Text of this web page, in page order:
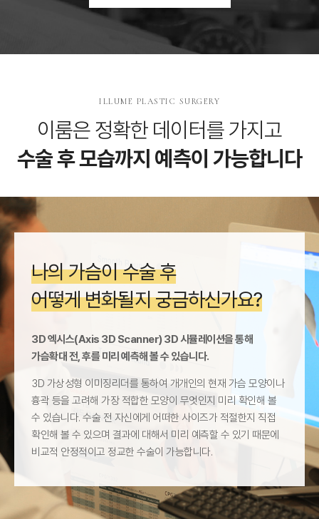
ILLUME PLASTIC SURGERY
이룸은 정확한 데이터를 가지고
수술 후 모습까지 예측이 가능합니다
나의 가슴이 수술 후
어떻게 변화될지 궁금하신가요?
3D 엑시스(Axis 3D Scanner) 3D 시뮬레이션을 통해
가슴확대 전, 후를 미리 예측해 볼 수 있습니다.
3D 가상성형 이미징리더를 통하여 개개인의 현재 가슴 모양이나
흉곽 등을 고려해가장 적합한 모양이 무엇인지 미리 확인해 볼
수 있습니다.수술 전 자신에게 어떠한 사이즈가 적절한지 직접
확인해 볼 수 있으며 결과에 대해서 미리 예측할 수 있기 때문에
비교적 안정적이고 정교한 수술이 가능합니다.